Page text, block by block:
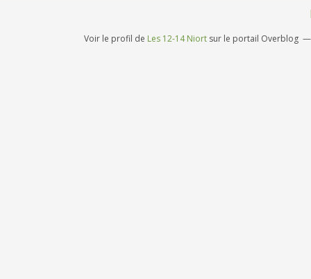
Voir le profil de Les 12-14 Niort sur le portail Overblog